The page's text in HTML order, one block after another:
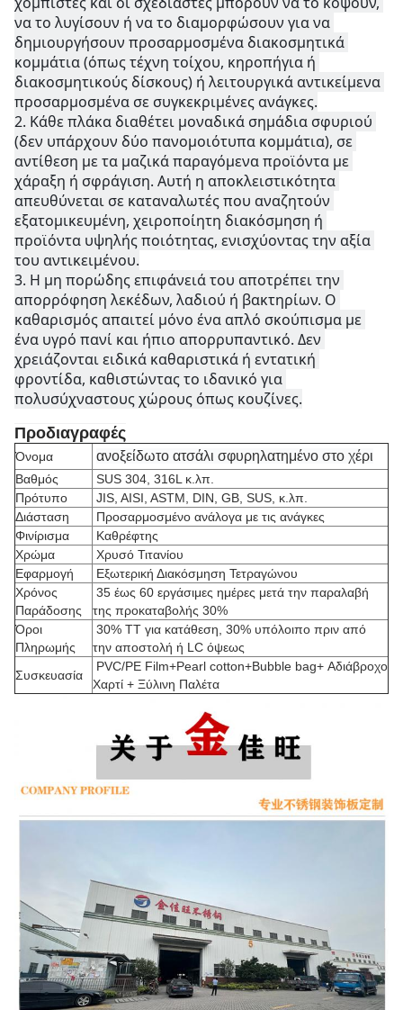
να το λυγίσουν ή να το διαμορφώσουν για να
δημιουργήσουν προσαρμοσμένα διακοσμητικά
κομμάτια (όπως τέχνη τοίχου, κηροπήγια ή
διακοσμητικούς δίσκους) ή λειτουργικά αντικείμενα
προσαρμοσμένα σε συγκεκριμένες ανάγκες.
2. Κάθε πλάκα διαθέτει μοναδικά σημάδια σφυριού
(δεν υπάρχουν δύο πανομοιότυπα κομμάτια), σε
αντίθεση με τα μαζικά παραγόμενα προϊόντα με
χάραξη ή σφράγιση. Αυτή η αποκλειστικότητα
απευθύνεται σε καταναλωτές που αναζητούν
εξατομικευμένη, χειροποίητη διακόσμηση ή
προϊόντα υψηλής ποιότητας, ενισχύοντας την αξία
του αντικειμένου.
3. Η μη πορώδης επιφάνειά του αποτρέπει την
απορρόφηση λεκέδων, λαδιού ή βακτηρίων. Ο
καθαρισμός απαιτεί μόνο ένα απλό σκούπισμα με
ένα υγρό πανί και ήπιο απορρυπαντικό. Δεν
χρειάζονται ειδικά καθαριστικά ή εντατική
φροντίδα, καθιστώντας το ιδανικό για
πολυσύχναστους χώρους όπως κουζίνες.
Προδιαγραφές
Όνομα ανοξείδωτο ατσάλι σφυρηλατημένο στο χέρι
Βαθμός
SUS 304, 316L κ.λπ.
Πρότυπο
JIS, AISI, ASTM, DIN, GB, SUS, κ.λπ.
Διάσταση
Προσαρμοσμένο ανάλογα με τις ανάγκες
Φινίρισμα
Καθρέφτης
Χρώμα
Χρυσό Τιτανίου
Εφαρμογή
Εξωτερική Διακόσμηση Τετραγώνου
Χρόνος
Παράδοσης
35 έως 60 εργάσιμες ημέρες μετά την παραλαβή
της προκαταβολής 30%
Όροι
Πληρωμής
30% TT για κατάθεση, 30% υπόλοιπο πριν από
την αποστολή ή LC όψεως
Συσκευασία
PVC/PE Film+Pearl cotton+Bubble bag+ Αδιάβροχο
Χαρτί + Ξύλινη Παλέτα